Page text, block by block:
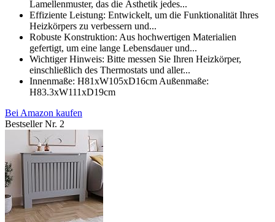
Lamellenmuster, das die Ästhetik jedes...
Effiziente Leistung: Entwickelt, um die Funktionalität Ihres
Heizkörpers zu verbessern und...
Robuste Konstruktion: Aus hochwertigen Materialien
gefertigt, um eine lange Lebensdauer und...
Wichtiger Hinweis: Bitte messen Sie Ihren Heizkörper,
einschließlich des Thermostats und aller...
Innenmaße: H81xW105xD16cm Außenmaße:
H83.3xW111xD19cm
Bei Amazon kaufen
Bestseller Nr. 2